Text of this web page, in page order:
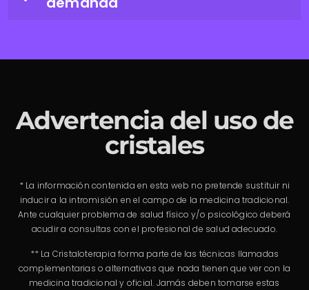
Advertencia del uso de
cristales
* La información contenida en esta web no pretende sustituir ni
inducir a la intromisión en el campo de la medicina tradicional.
Ante cualquier problema de salud físico y/o psicológico deberá
acudir a consultas con el profesional de salud adecuado.
** La Cristaloterapia forma parte de las técnicas llamadas
complementarias o alternativas que nada tienen que ver con la
medicina tradicional y oficial. Jamás deben tomarse estas